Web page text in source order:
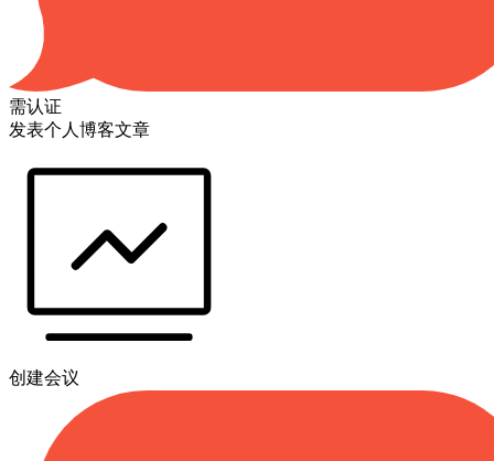
需认证
发表个人博客文章
创建会议